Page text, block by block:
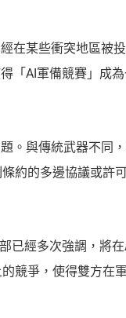
在某些衝突地區被
「AI軍備競賽」成
。與傳統武器不同
約的多邊協議或許
已經多次強調，將
競爭，使得雙方在